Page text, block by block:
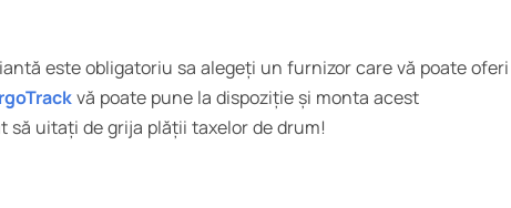
este obligatoriu sa alegeți un furnizor care vă poate oferi
vă poate pune la dispoziție și monta acest
să uitați de grija plății taxelor de drum!